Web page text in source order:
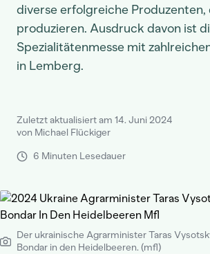
diverse erfolgreiche
produzieren. Ausdruck davon ist
Spezialitätenmesse mit
in Lemberg.
Zuletzt aktualisiert am 14. Juni 2024
von Michael Flückiger
6 Minuten Lesedauer
Der ukrainische Agrarminister Taras
Bondar in den Heidelbeeren. (mfl)